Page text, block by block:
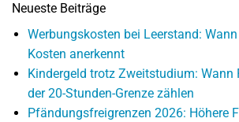
Neueste Beiträge
Werbungskosten bei Leerstand:
Kosten anerkennt
Kindergeld trotz Zweitstudium: Wann
der 20-Stunden-Grenze zählen
Pfändungsfreigrenzen 2026: Höhere